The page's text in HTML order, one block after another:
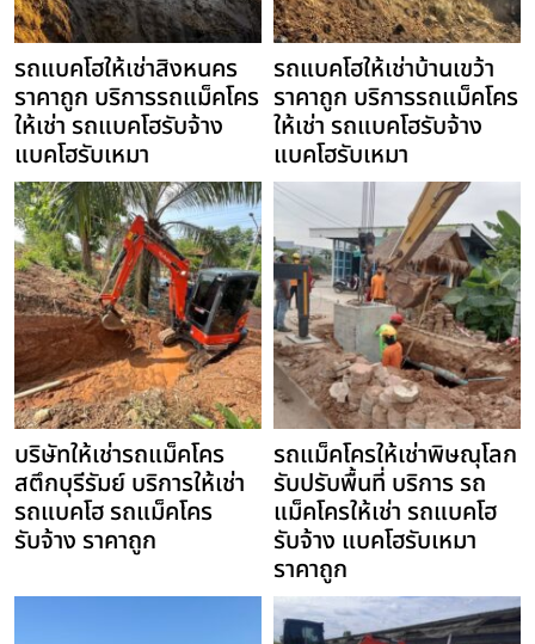
รถแบคโฮให้เช่าสิงหนคร
ราคาถูก บริการรถแม็คโคร
ให้เช่า รถแบคโฮรับจ้าง
แบคโฮรับเหมา
รถแบคโฮให้เช่าบ้านเขว้า
ราคาถูก บริการรถแม็คโคร
ให้เช่า รถแบคโฮรับจ้าง
แบคโฮรับเหมา
บริษัทให้เช่ารถแม็คโคร
สตึกบุรีรัมย์ บริการให้เช่า
รถแบคโฮ รถแม็คโคร
รับจ้าง ราคาถูก
รถแม็คโครให้เช่าพิษณุโลก
รับปรับพื้นที่ บริการ รถ
แม็คโครให้เช่า รถแบคโฮ
รับจ้าง แบคโฮรับเหมา
ราคาถูก